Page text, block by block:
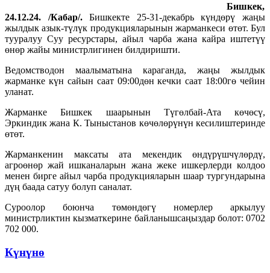
Бишкек,
24.12.24. /Кабар/.Бишкекте 25-31-декабрь күндөрү жаңы
жылдык азык-түлүк продукцияларынын жарманкеси өтөт. Бул
тууралуу Суу ресурстары, айыл чарба жана кайра иштетүү
өнөр жайы министрлигинен билдиришти.
Ведомстводон маалыматына караганда, жаңы жылдык
жарманке күн сайын саат 09:00дөн кечки саат 18:00гө чейин
уланат.
Жарманке Бишкек шаарынын Түгөлбай-Ата көчөсү,
Эркиндик жана К. Тыныстанов көчөлөрүнүн кесилиштеринде
өтөт.
Жарманкенин максаты ата мекендик өндүрүшчүлөрдү,
агроөнөр жай ишканаларын жана жеке ишкерлерди колдоо
менен бирге айыл чарба продукцияларын шаар тургундарына
дүң баада сатуу болуп саналат.
Суроолор боюнча төмөндөгү номерлер аркылуу
министрликтин кызматкерине байланышсаңыздар болот: 0702
702 000.
Күнүнө